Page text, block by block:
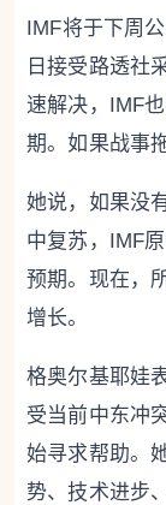
IMF将于下周
日接受路透社
速解决，IMF
期。如果战事
她说，如果没
中复苏，IMF
预期。现在，
增长。
格奥尔基耶娃
受当前中东冲
始寻求帮助。
势、技术进步